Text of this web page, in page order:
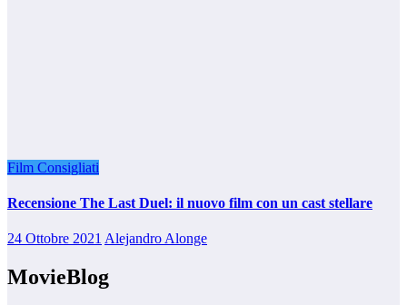
Film Consigliati
Recensione The Last Duel: il nuovo film con un cast stellare
24 Ottobre 2021 Alejandro Alonge
MovieBlog